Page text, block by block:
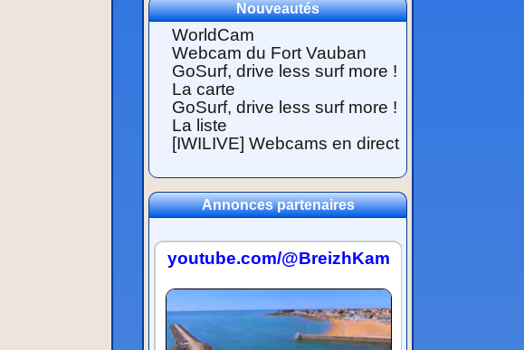
Nouveautés
WorldCam
Webcam du Fort Vauban
GoSurf, drive less surf more !
La carte
GoSurf, drive less surf more !
La liste
[IWILIVE] Webcams en direct
Annonces partenaires
youtube.com/@BreizhKam